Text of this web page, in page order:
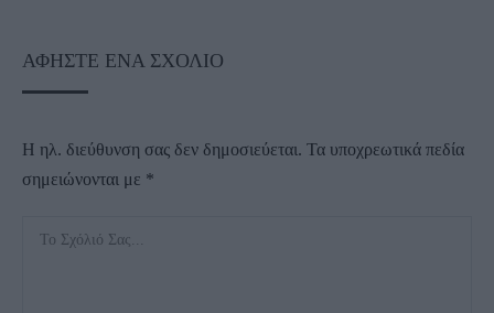
ΑΦΉΣΤΕ ΈΝΑ ΣΧΌΛΙΟ
Η ηλ. διεύθυνση σας δεν δημοσιεύεται. Τα υποχρεωτικά πεδία
σημειώνονται με *